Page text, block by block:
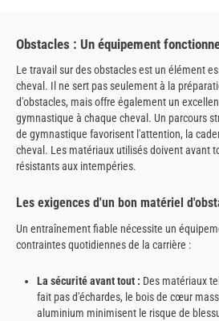
Obstacles : Un équipement
Le travail sur des obstacles est un élément
cheval. Il ne sert pas seulement à la
d'obstacles, mais offre également un
gymnastique à chaque cheval. Un parcours
de gymnastique favorisent l'attention, la
cheval. Les matériaux utilisés doivent avant
résistants aux intempéries.
Les exigences d'un bon matériel
Un entraînement fiable nécessite un
contraintes quotidiennes de la carrière :
La sécurité avant tout : Des matériaux
fait pas d'échardes, le bois de cœur
aluminium minimisent le risque de